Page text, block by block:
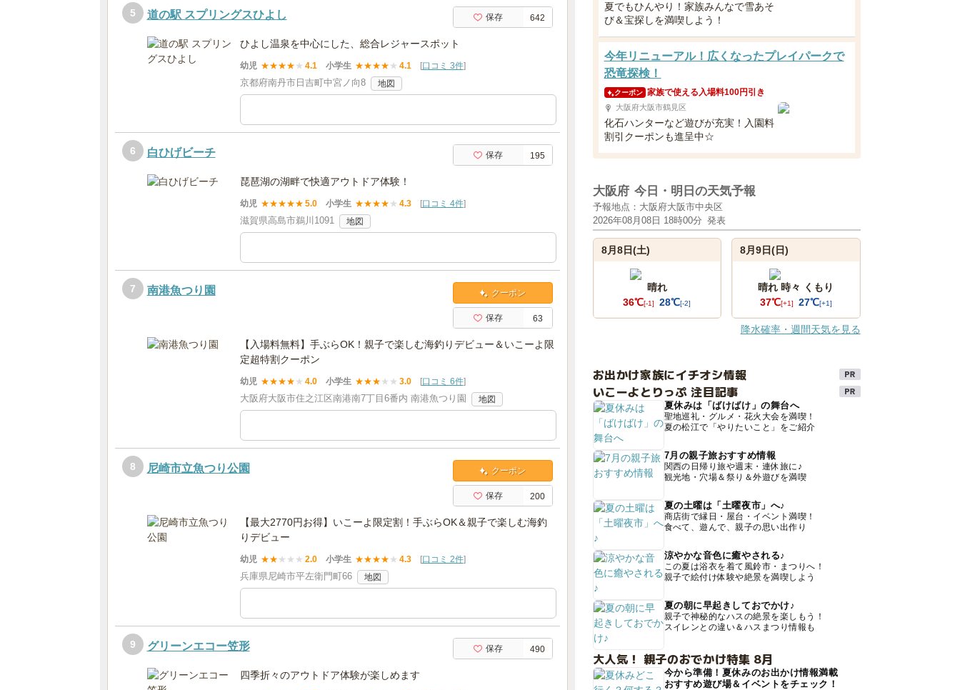
5 道の駅 スプリングスひよし 保存 642
ひよし温泉を中心にした、総合レジャースポット
幼児 ★★★★ ★ 4.1 小学生 ★★★★ ★ 4.1 [口コミ 3件]
京都府南丹市日吉町中宮ノ向8 地図
6 白ひげビーチ 保存 195
琵琶湖の湖畔で快適アウトドア体験！
幼児 ★★★★★ 5.0 小学生 ★★★★ ★ 4.3 [口コミ 4件]
滋賀県高島市鵜川1091 地図
7 南港魚つり園 クーポン
保存 63
【入場料無料】手ぶらOK！親子で楽しむ海釣りデビュー＆いこーよ限
定超特割クーポン
幼児 ★★★★ ★ 4.0 小学生 ★★★ ★ ★ 3.0 [口コミ 6件]
大阪府大阪市住之江区南港南7丁目6番内 南港魚つり園 地図
8 尼崎市立魚つり公園 クーポン
保存 200
【最大2770円お得】いこーよ限定割！手ぶらOK＆親子で楽しむ海釣
りデビュー
幼児 ★★ ★ ★ ★ 2.0 小学生 ★★★★ ★ 4.3 [口コミ 2件]
兵庫県尼崎市平左衛門町66 地図
9 グリーンエコー笠形 保存 490
四季折々のアウトドア体験が楽しめます
夏でもひんやり！家族みんなで雪あそ
び＆宝探しを満喫しよう！
今年リニューアル！広くなったプレイパークで
恐竜探検！
クーポン 家族で使える入場料100円引き
大阪府大阪市鶴見区
化石ハンターなど遊びが充実！入園料
割引クーポンも進呈中☆
大阪府 今日・明日の天気予報
予報地点：大阪府大阪市中央区
2026年08月08日 18時00分 発表
8月8日(土)
晴れ
36℃[-1] 28℃[-2]
8月9日(日)
晴れ 時々 くもり
37℃[+1] 27℃[+1]
降水確率・週間天気を見る
お出かけ家族にイチオシ情報
いこーよとりっぷ 注目記事
夏休みは「ばけばけ」の舞台へ
聖地巡礼・グルメ・花火大会を満喫！
夏の松江で「やりたいこと」をご紹介
7月の親子旅おすすめ情報
関西の日帰り旅や週末・連休旅に♪
観光地・穴場＆祭り＆外遊びを満喫
夏の土曜は「土曜夜市」へ♪
商店街で縁日・屋台・イベント満喫！
食べて、遊んで、親子の思い出作り
涼やかな音色に癒やされる♪
この夏は浴衣を着て風鈴市・まつりへ！
親子で絵付け体験や絶景を満喫しよう
夏の朝に早起きしておでかけ♪
親子で神秘的なハスの絶景を楽しもう！
スイレンとの違い＆ハスまつり情報も
大人気！ 親子のおでかけ特集 8月
今から準備！夏休みのお出かけ情報満載
おすすめ遊び場＆イベントをチェック！